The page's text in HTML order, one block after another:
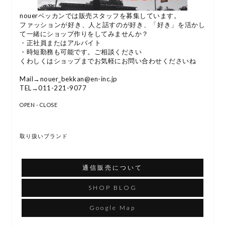
nouerベッカンでは販売スタッフを募集しています。
ファッションが好き、人と話すのが好き、「好き」を活かし
て一緒にショップ作りをしてみませんか？
・正社員またはアルバイト
・時短勤務も可能です。ご相談ください
くわしくはショップまでお気軽にお問い合わせくださいね
Mail→nouer_bekkan@en-inc.jp
TEL→011-221-9077
OPEN - CLOSE
取り扱いブランド
通信販売について
SHOP BLOG
Google Map